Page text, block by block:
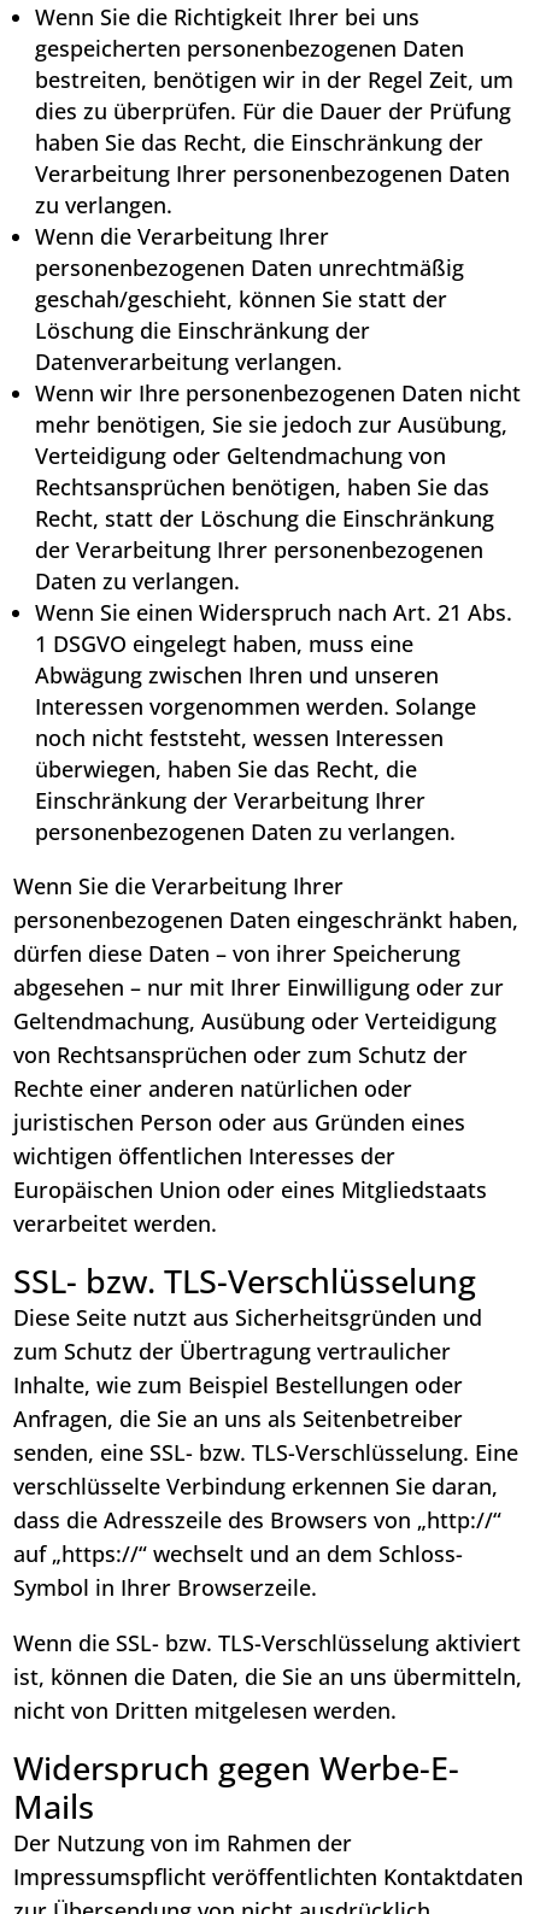
Wenn Sie die Richtigkeit Ihrer bei uns
gespeicherten personenbezogenen Daten
bestreiten, benötigen wir in der Regel Zeit, um
dies zu überprüfen. Für die Dauer der Prüfung
haben Sie das Recht, die Einschränkung der
Verarbeitung Ihrer personenbezogenen Daten
zu verlangen.
Wenn die Verarbeitung Ihrer
personenbezogenen Daten unrechtmäßig
geschah/geschieht, können Sie statt der
Löschung die Einschränkung der
Datenverarbeitung verlangen.
Wenn wir Ihre personenbezogenen Daten nicht
mehr benötigen, Sie sie jedoch zur Ausübung,
Verteidigung oder Geltendmachung von
Rechtsansprüchen benötigen, haben Sie das
Recht, statt der Löschung die Einschränkung
der Verarbeitung Ihrer personenbezogenen
Daten zu verlangen.
Wenn Sie einen Widerspruch nach Art. 21 Abs.
1 DSGVO eingelegt haben, muss eine
Abwägung zwischen Ihren und unseren
Interessen vorgenommen werden. Solange
noch nicht feststeht, wessen Interessen
überwiegen, haben Sie das Recht, die
Einschränkung der Verarbeitung Ihrer
personenbezogenen Daten zu verlangen.
Wenn Sie die Verarbeitung Ihrer
personenbezogenen Daten eingeschränkt haben,
dürfen diese Daten – von ihrer Speicherung
abgesehen – nur mit Ihrer Einwilligung oder zur
Geltendmachung, Ausübung oder Verteidigung
von Rechtsansprüchen oder zum Schutz der
Rechte einer anderen natürlichen oder
juristischen Person oder aus Gründen eines
wichtigen öffentlichen Interesses der
Europäischen Union oder eines Mitgliedstaats
verarbeitet werden.
SSL- bzw. TLS-Verschlüsselung
Diese Seite nutzt aus Sicherheitsgründen und
zum Schutz der Übertragung vertraulicher
Inhalte, wie zum Beispiel Bestellungen oder
Anfragen, die Sie an uns als Seitenbetreiber
senden, eine SSL- bzw. TLS-Verschlüsselung. Eine
verschlüsselte Verbindung erkennen Sie daran,
dass die Adresszeile des Browsers von „http://“
auf „https://“ wechselt und an dem Schloss-
Symbol in Ihrer Browserzeile.
Wenn die SSL- bzw. TLS-Verschlüsselung aktiviert
ist, können die Daten, die Sie an uns übermitteln,
nicht von Dritten mitgelesen werden.
Widerspruch gegen Werbe-E-
Mails
Der Nutzung von im Rahmen der
Impressumspflicht veröffentlichten Kontaktdaten